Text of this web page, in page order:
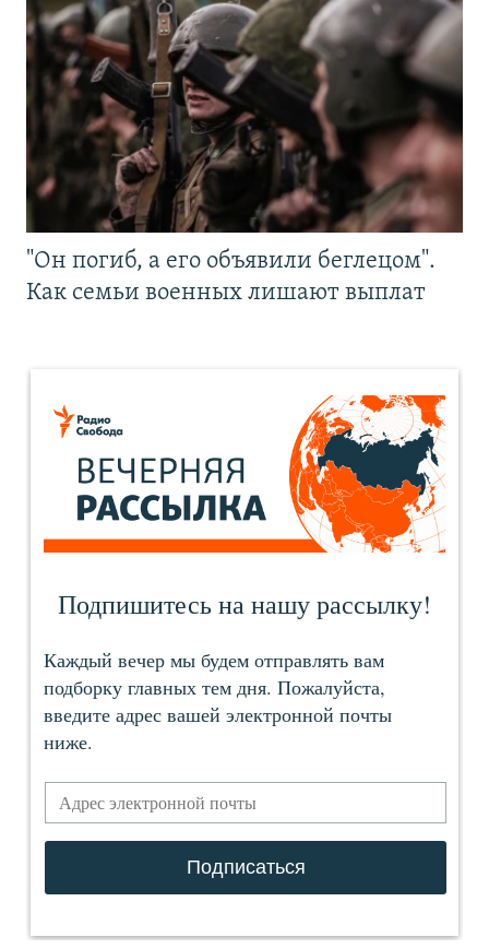
"Он погиб, а его объявили беглецом".
Как семьи военных лишают выплат